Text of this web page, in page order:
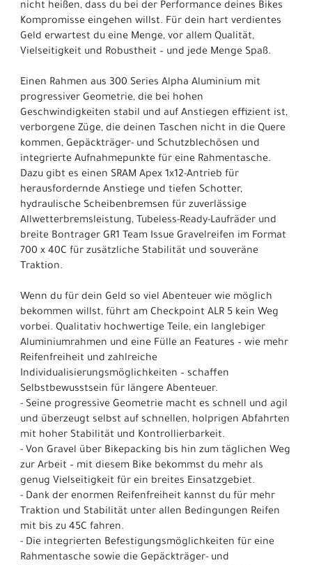
nicht heißen, dass du bei der Performance deines Bikes
Kompromisse eingehen willst. Für dein hart verdientes
Geld erwartest du eine Menge, vor allem Qualität,
Vielseitigkeit und Robustheit – und jede Menge Spaß.
Einen Rahmen aus 300 Series Alpha Aluminium mit
progressiver Geometrie, die bei hohen
Geschwindigkeiten stabil und auf Anstiegen effizient ist,
verborgene Züge, die deinen Taschen nicht in die Quere
kommen, Gepäckträger- und Schutzblechösen und
integrierte Aufnahmepunkte für eine Rahmentasche.
Dazu gibt es einen SRAM Apex 1x12-Antrieb für
herausfordernde Anstiege und tiefen Schotter,
hydraulische Scheibenbremsen für zuverlässige
Allwetterbremsleistung, Tubeless-Ready-Laufräder und
breite Bontrager GR1 Team Issue Gravelreifen im Format
700 x 40C für zusätzliche Stabilität und souveräne
Traktion.
Wenn du für dein Geld so viel Abenteuer wie möglich
bekommen willst, führt am Checkpoint ALR 5 kein Weg
vorbei. Qualitativ hochwertige Teile, ein langlebiger
Aluminiumrahmen und eine Fülle an Features – wie mehr
Reifenfreiheit und zahlreiche
Individualisierungsmöglichkeiten – schaffen
Selbstbewusstsein für längere Abenteuer.
- Seine progressive Geometrie macht es schnell und agil
und überzeugt selbst auf schnellen, holprigen Abfahrten
mit hoher Stabilität und Kontrollierbarkeit.
- Von Gravel über Bikepacking bis hin zum täglichen Weg
zur Arbeit – mit diesem Bike bekommst du mehr als
genug Vielseitigkeit für ein breites Einsatzgebiet.
- Dank der enormen Reifenfreiheit kannst du für mehr
Traktion und Stabilität unter allen Bedingungen Reifen
mit bis zu 45C fahren.
- Die integrierten Befestigungsmöglichkeiten für eine
Rahmentasche sowie die Gepäckträger- und